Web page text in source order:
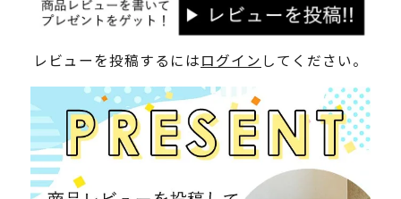
レビューを投稿するにはログイン してください。